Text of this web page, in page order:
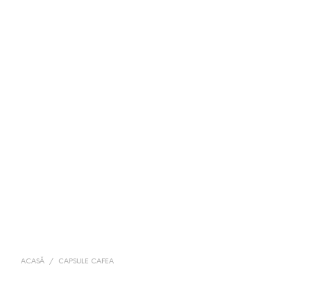
ACASĂ / CAPSULE CAFEA